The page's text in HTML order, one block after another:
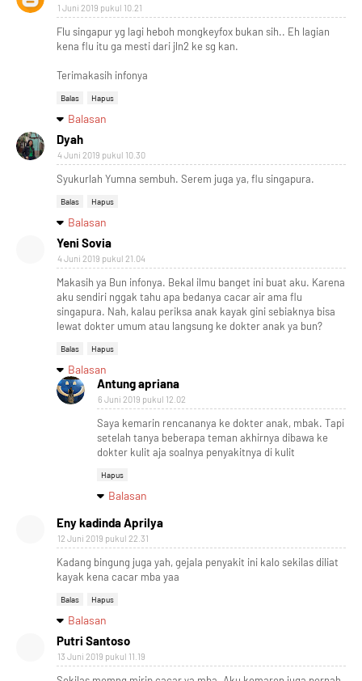
1 Juni 2019 pukul 10.21
Flu singapur yg lagi heboh mongkeyfox bukan sih.. Eh lagian
kena flu itu ga mesti dari jln2 ke sg kan.
Terimakasih infonya
Balas Hapus
Balasan
Dyah
4 Juni 2019 pukul 10.30
Syukurlah Yumna sembuh. Serem juga ya, flu singapura.
Balas Hapus
Balasan
Yeni Sovia
4 Juni 2019 pukul 21.04
Makasih ya Bun infonya. Bekal ilmu banget ini buat aku. Karena
aku sendiri nggak tahu apa bedanya cacar air ama flu
singapura. Nah, kalau periksa anak kayak gini sebiaknya bisa
lewat dokter umum atau langsung ke dokter anak ya bun?
Balas Hapus
Balasan
Antung apriana
6 Juni 2019 pukul 12.02
Saya kemarin rencananya ke dokter anak, mbak. Tapi
setelah tanya beberapa teman akhirnya dibawa ke
dokter kulit aja soalnya penyakitnya di kulit
Hapus
Balasan
Eny kadinda Aprilya
12 Juni 2019 pukul 22.31
Kadang bingung juga yah, gejala penyakit ini kalo sekilas diliat
kayak kena cacar mba yaa
Balas Hapus
Balasan
Putri Santoso
13 Juni 2019 pukul 11.19